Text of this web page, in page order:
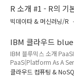
와 같은 3가지 구성요소
Nimbus와 Supervior 노
Supervisor 노드는 각각
R 소개 #1 - R의 기
빅데이타 & 머신러닝/R
IBM 클라우드
IBM 블루믹스 소개
PaaS(Platform As A
같은 서비스가 VM을 제
클라우드 컴퓨팅 &